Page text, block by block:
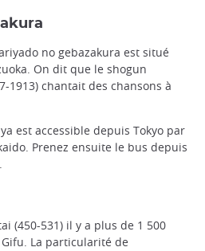
no gebazakura est situé
On dit que le shogun
1913) chantait des chansons à
est accessible depuis Tokyo par
Prenez ensuite le bus depuis
(450-531) il y a plus de 1 500
La particularité de